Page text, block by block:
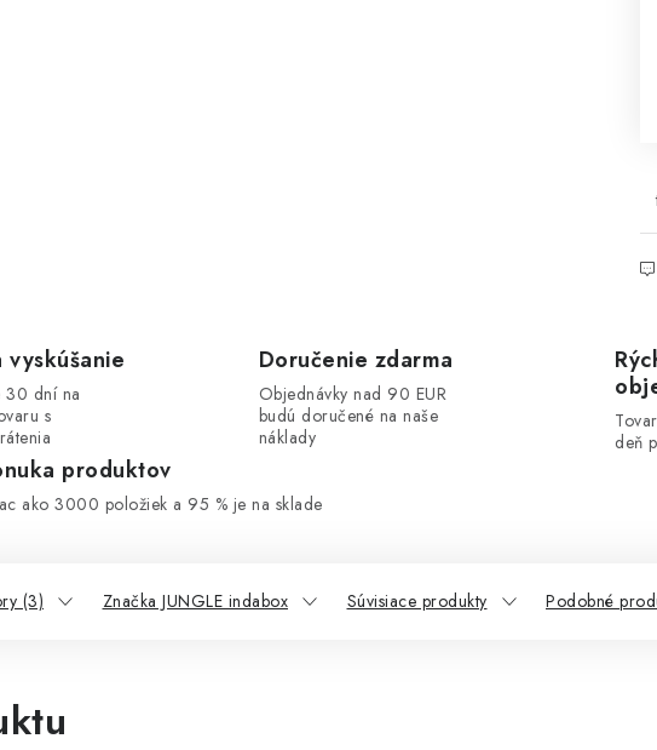
30 dní na
s
Doručenie zdarma
Objednávky nad 90 EUR
budú doručené na naše
náklady
deň
produktov
ako 3000 položiek a 95 % je na sklade
(3) Značka JUNGLE indabox Súvisiace produkty Podobné